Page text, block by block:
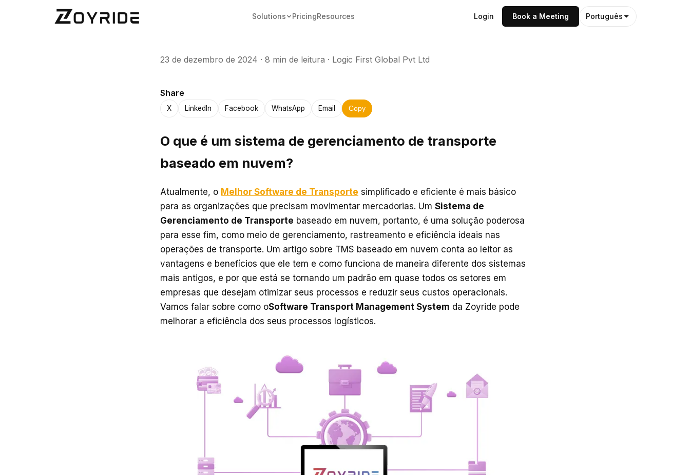
Solutions PricingResources Login Book a Meeting Português
23 de dezembro de 2024 · 8 min de leitura · Logic First Global Pvt Ltd
Share
X LinkedIn Facebook WhatsApp Email Copy
O que é um sistema de gerenciamento de transporte
baseado em nuvem?
Atualmente, o Melhor Software de Transporte simplificado e eficiente é mais básico
para as organizações que precisam movimentar mercadorias. Um Sistema de
Gerenciamento de Transporte baseado em nuvem, portanto, é uma solução poderosa
para esse fim, como meio de gerenciamento, rastreamento e eficiência ideais nas
operações de transporte. Um artigo sobre TMS baseado em nuvem conta ao leitor as
vantagens e benefícios que ele tem e como funciona de maneira diferente dos sistemas
mais antigos, e por que está se tornando um padrão em quase todos os setores em
empresas que desejam otimizar seus processos e reduzir seus custos operacionais.
Vamos falar sobre como oSoftware Transport Management System da Zoyride pode
melhorar a eficiência dos seus processos logísticos.